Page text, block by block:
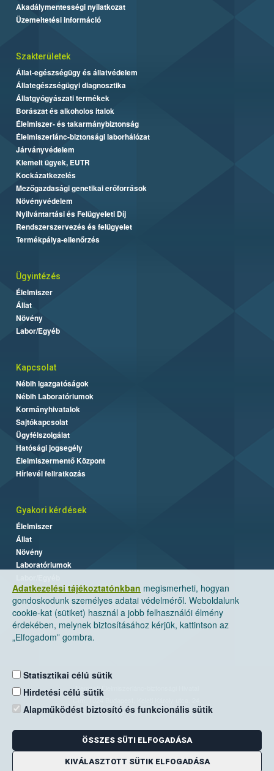
Adatkezelési tájékoztatónkban megismerheti, hogyan
gondoskodunk személyes adatai védelméről. Weboldalunk
cookie-kat (sütiket) használ a jobb felhasználói élmény
érdekében, melynek biztosításához kérjük, kattintson az
„Elfogadom” gombra.
Statisztikai célú sütik
Hirdetési célú sütik
Alapműködést biztosító és funkcionális sütik
ÖSSZES SÜTI ELFOGADÁSA
KIVÁLASZTOTT SÜTIK ELFOGADÁSA
Akadálymentességi nyilatkozat
Üzemeltetési információ
Szakterületek
Állat-egészségügy és állatvédelem
Állategészségügyi diagnosztika
Állatgyógyászati termékek
Borászat és alkoholos italok
Élelmiszer- és takarmánybiztonság
Élelmiszerlánc-biztonsági laborhálózat
Járványvédelem
Kiemelt ügyek, EUTR
Kockázatkezelés
Mezőgazdasági genetikai erőforrások
Növényvédelem
Nyilvántartási és Felügyeleti Díj
Rendszerszervezés és felügyelet
Termékpálya-ellenőrzés
Ügyintézés
Élelmiszer
Állat
Növény
Labor/Egyéb
Kapcsolat
Nébih Igazgatóságok
Nébih Laboratóriumok
Kormányhivatalok
Sajtókapcsolat
Ügyfélszolgálat
Hatósági jogsegély
Élelmiszermentő Központ
Hírlevél feliratkozás
Gyakori kérdések
Élelmiszer
Állat
Növény
Laboratóriumok
Nemzeti Élelmiszerlánc-biztonsági Hivatal
Levelezési cím: 1525 Budapest. Pf. 30.
E-mail:ugyfelszolgalat@nebih.gov.hu
Zöld szám: 06-80/263-244